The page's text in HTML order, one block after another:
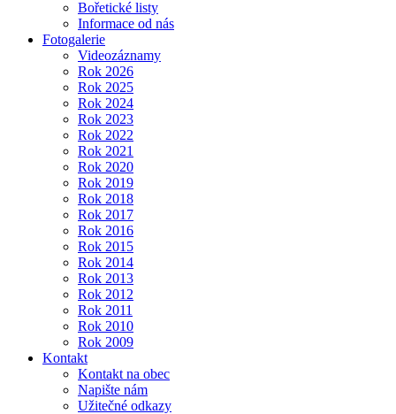
Bořetické listy
Informace od nás
Fotogalerie
Videozáznamy
Rok 2026
Rok 2025
Rok 2024
Rok 2023
Rok 2022
Rok 2021
Rok 2020
Rok 2019
Rok 2018
Rok 2017
Rok 2016
Rok 2015
Rok 2014
Rok 2013
Rok 2012
Rok 2011
Rok 2010
Rok 2009
Kontakt
Kontakt na obec
Napište nám
Užitečné odkazy